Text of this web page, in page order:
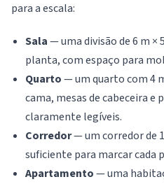
para a escala:
Sala— uma divisão de 6 m ×
planta, com espaço para
Quarto— um quarto com 4
cama, mesas de cabeceira
claramente legíveis.
Corredor— um corredor de
suficiente para marcar cada
Apartamento— uma